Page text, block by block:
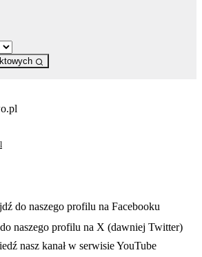
otwiera się w nowej karcie
do naszego profilu na Facebooku
karcie
naszego profilu na X (dawniej Twitter)
się w nowej karcie
nasz kanał w serwisie YouTube